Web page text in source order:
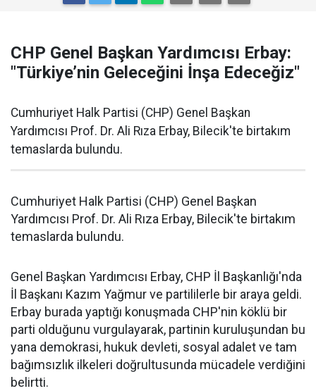
CHP Genel Başkan Yardımcısı Erbay:
"Türkiye’nin Geleceğini İnşa Edeceğiz"
Cumhuriyet Halk Partisi (CHP) Genel Başkan
Yardımcısı Prof. Dr. Ali Rıza Erbay, Bilecik'te birtakım
temaslarda bulundu.
Cumhuriyet Halk Partisi (CHP) Genel Başkan
Yardımcısı Prof. Dr. Ali Rıza Erbay, Bilecik'te birtakım
temaslarda bulundu.
Genel Başkan Yardımcısı Erbay, CHP İl Başkanlığı'nda
İl Başkanı Kazım Yağmur ve partililerle bir araya geldi.
Erbay burada yaptığı konuşmada CHP'nin köklü bir
parti olduğunu vurgulayarak, partinin kuruluşundan bu
yana demokrasi, hukuk devleti, sosyal adalet ve tam
bağımsızlık ilkeleri doğrultusunda mücadele verdiğini
belirtti.